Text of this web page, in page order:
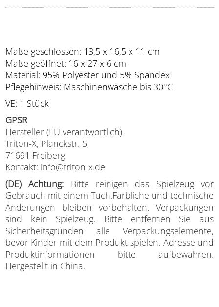
Maße geschlossen: 13,5 x 16,5 x 11 cm
Maße geöffnet: 16 x 27 x 6 cm
Material: 95% Polyester und 5% Spandex
Pflegehinweis: Maschinenwäsche bis 30°C
VE: 1 Stück
GPSR
Hersteller (EU verantwortlich)
Triton-X, Planckstr. 5,
71691 Freiberg
Kontakt: info@triton-x.de
(DE) Achtung: Bitte reinigen das Spielzeug vor
Gebrauch mit einem Tuch.Farbliche und technische
Änderungen bleiben vorbehalten. Verpackungen
sind kein Spielzeug. Bitte entfernen Sie aus
Sicherheitsgründen alle Verpackungselemente,
bevor Kinder mit dem Produkt spielen. Adresse und
Produktinformationen bitte aufbewahren.
Hergestellt in China.